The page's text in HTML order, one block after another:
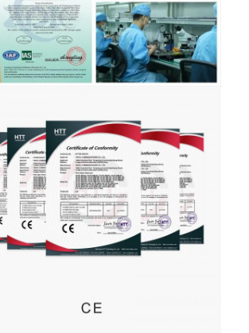
تور کارخانه
کنترل کیفیت
اخبار
حالا حرف بزن
MPO MTP
تقسیم کننده فیبر نوری PLC